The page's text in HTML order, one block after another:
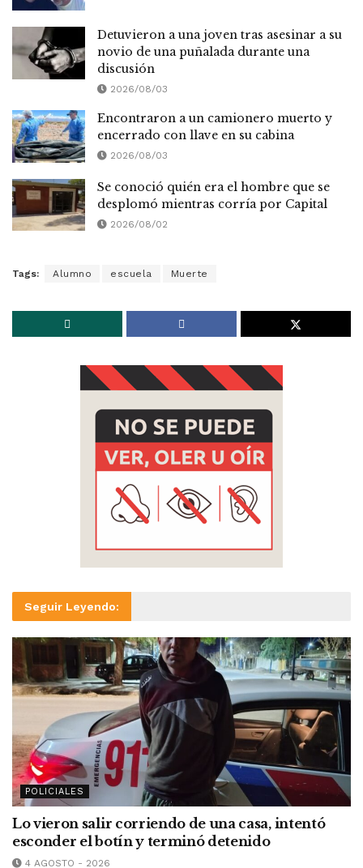
Detuvieron a una joven tras asesinar a su
novio de una puñalada durante una
discusión
2026/08/03
Encontraron a un camionero muerto y
encerrado con llave en su cabina
2026/08/03
Se conoció quién era el hombre que se
desplomó mientras corría por Capital
2026/08/02
Tags: Alumno escuela Muerte
Seguir Leyendo:
POLICIALES
Lo vieron salir corriendo de una casa, intentó
esconder el botín y terminó detenido
4 AGOSTO - 2026